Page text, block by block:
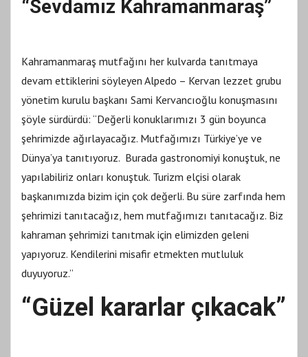
“Sevdamız Kahramanmaraş”
Kahramanmaraş mutfağını her kulvarda tanıtmaya
devam ettiklerini söyleyen Alpedo – Kervan lezzet grubu
yönetim kurulu başkanı Sami Kervancıoğlu konuşmasını
şöyle sürdürdü: “Değerli konuklarımızı 3 gün boyunca
şehrimizde ağırlayacağız. Mutfağımızı Türkiye’ye ve
Dünya’ya tanıtıyoruz. Burada gastronomiyi konuştuk, ne
yapılabiliriz onları konuştuk. Turizm elçisi olarak
başkanımızda bizim için çok değerli. Bu süre zarfında hem
şehrimizi tanıtacağız, hem mutfağımızı tanıtacağız. Biz
kahraman şehrimizi tanıtmak için elimizden geleni
yapıyoruz. Kendilerini misafir etmekten mutluluk
duyuyoruz.”
“Güzel kararlar çıkacak”